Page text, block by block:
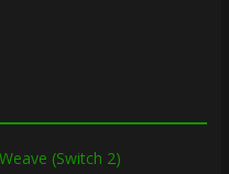
(Switch 2)